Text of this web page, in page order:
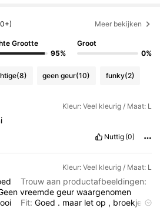
Meer bekijken
Grootte
95%
Groot
0%
(8) geen geur(10) funky(2)
Kleur: Veel kleurig / Maat: L
Nuttig (0)
Kleur: Veel kleurig / Maat: L
Trouw aan productafbeeldingen:
vreemdegeurwaargenomen
Fit:Goed . maar letop , broekje